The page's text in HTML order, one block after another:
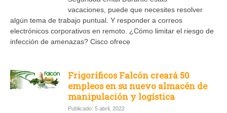
vacaciones, puede que necesites resolver
algún tema de trabajo puntual. Y responder a correos
electrónicos corporativos en remoto. ¿Cómo limitar el riesgo de
infección de amenazas? Cisco ofrece
Frigoríficos Falcón creará 50
empleos en su nuevo almacén de
manipulación y logística
Publicado: 5 abril, 2022